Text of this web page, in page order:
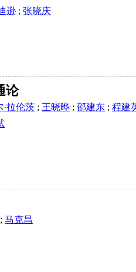
逊 ; 张晓庆
论
·拉伦茨 ; 王晓晔 ; 邵建东 ; 程建
; 马克昌